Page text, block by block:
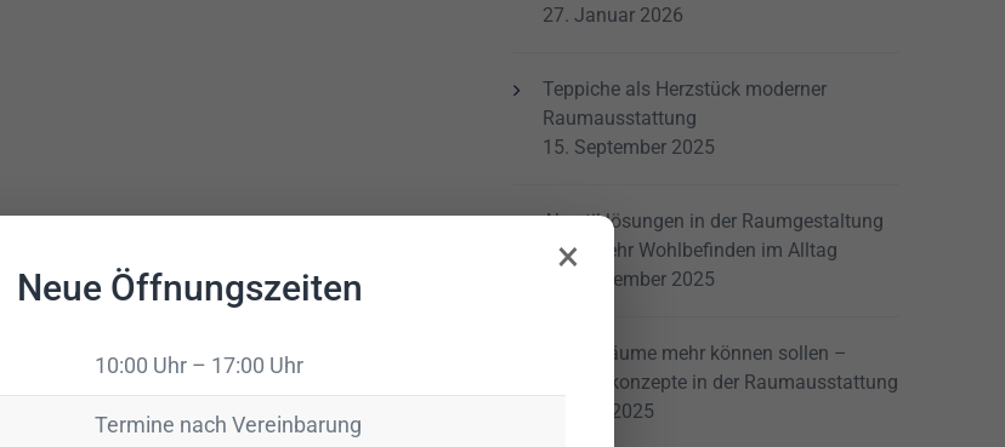
27. Januar 2026
Teppiche als Herzstück moderner
Raumausstattung
15. September 2025
Akustiklösungen in der Raumgestaltung
– für mehr Wohlbefinden im Alltag
15. September 2025
Wenn Räume mehr können sollen –
Gesamtkonzepte in der Raumausstattung
21. Juli 2025
×
Neue Öffnungszeiten
10:00 Uhr – 17:00 Uhr
Termine nach Vereinbarung